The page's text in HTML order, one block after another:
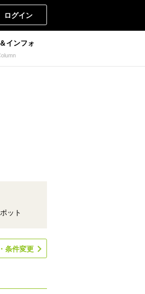
ログイン
インフォ
ット
条件変更